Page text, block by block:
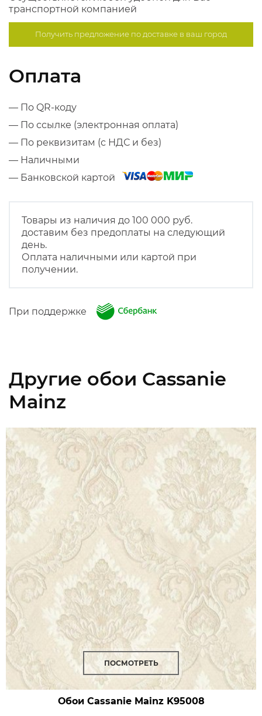
транспортной компанией
Получить предложение подоставке в ваш город
Оплата
— По QR-коду
— По ссылке (электронная оплата)
— По реквизитам (с НДС и без)
— Наличными
— Банковской картой
Товары из наличия до 100 000 руб.
доставим без предоплаты на следующий
день.
Оплата наличными или картой при
получении.
При поддержке
Другие обои Cassanie
Mainz
ПОСМОТРЕТЬ
Обои Cassanie MainzK95008